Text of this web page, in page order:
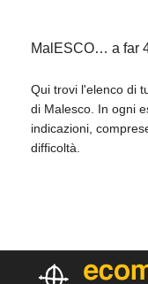
MalESCO… a far
Qui trovi l'elenco di
di Malesco. In ogni
indicazioni,
difficoltà.